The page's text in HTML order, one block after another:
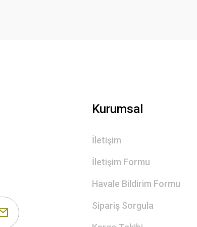
Kurumsal
İletişim
İletişim Formu
Havale Bildirim Formu
Sipariş Sorgula